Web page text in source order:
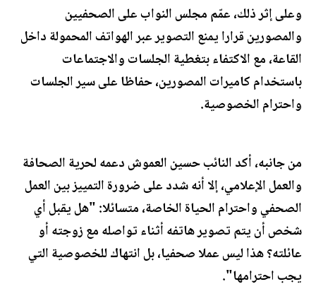
وعلى إثر ذلك، عمّم مجلس النواب على الصحفيين
والمصورين قرارا يمنع التصوير عبر الهواتف المحمولة داخل
القاعة، مع الاكتفاء بتغطية الجلسات والاجتماعات
باستخدام كاميرات المصورين، حفاظا على سير الجلسات
واحترام الخصوصية.
من جانبه، أكد النائب حسين العموش دعمه لحرية الصحافة
والعمل الإعلامي، إلا أنه شدد على ضرورة التمييز بين العمل
الصحفي واحترام الحياة الخاصة، متسائلا: "هل يقبل أي
شخص أن يتم تصوير هاتفه أثناء تواصله مع زوجته أو
عائلته؟ هذا ليس عملا صحفيا، بل انتهاك للخصوصية التي
يجب احترامها".